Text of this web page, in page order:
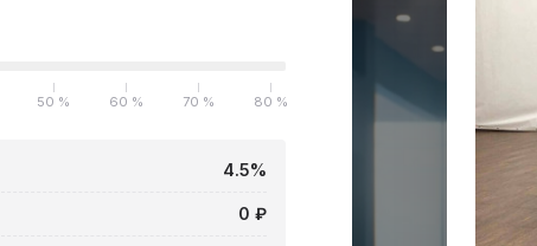
50 % 60 % 70 % 80 %
4.5%
0 ₽